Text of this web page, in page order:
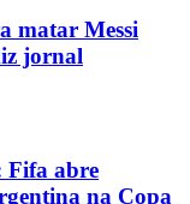
matar Messi
jornal
Fifa abre
na Copa